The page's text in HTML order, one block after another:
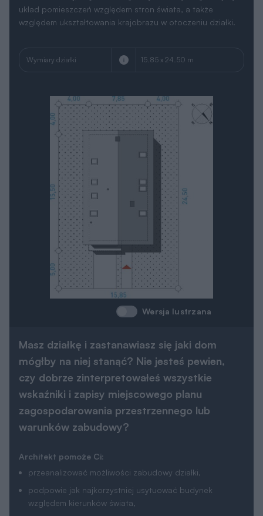
układ pomieszczeń względem stron świata, a także
względem ukształtowania krajobrazu w otoczeniu działki.
Wymiary działki 15.85 x 24.50 m
Wersja lustrzana
Masz działkę i zastanawiasz się jaki dom
mógłby na niej stanąć? Nie jesteś pewien,
czy dobrze zinterpretowałeś wszystkie
wskaźniki i zapisy miejscowego planu
zagospodarowania przestrzennego lub
warunków zabudowy?
Architekt pomoże Ci:
przeanalizować możliwości zabudowy działki,
podpowie jak najkorzystniej usytuować budynek
względem kierunków świata,